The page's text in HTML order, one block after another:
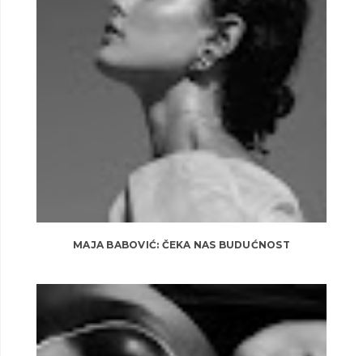
MAJA BABOVIĆ: ČEKA NAS BUDUĆNOST